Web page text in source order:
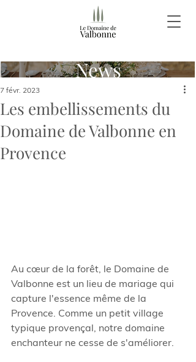
News
Les embellissements du
Domaine de Valbonne en
Provence
7 févr. 2023
Au cœur de la forêt, le Domaine de
Valbonne est un lieu de mariage qui
capture l'essence même de la
Provence. Comme un petit village
typique provençal, notre domaine
enchanteur ne cesse de s'améliorer.